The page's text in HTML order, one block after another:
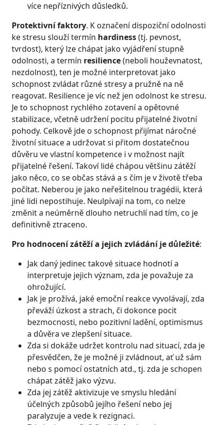
více nepříznivých důsledků.
Protektivní faktory. K označení dispoziční odolnosti
ke stresu slouží termín hardiness(tj. pevnost,
tvrdost), který lze chápat jako vyjádření stupně
odolnosti, a termín resilience(neboli houževnatost,
nezdolnost), ten je možné interpretovat jako
schopnost zvládat různé stresy a pružně na ně
reagovat. Resilience je víc než jen odolnost ke stresu.
Je to schopnost rychlého zotavení a opětovné
stabilizace, včetně udržení pocitu přijatelné životní
pohody. Celkově jde o schopnost přijímat náročné
životní situace a udržovat si přitom dostatečnou
důvěru ve vlastní kompetence i v možnost najít
přijatelné řešení. Takoví lidé chápou většinu zátěží
jako něco, co se občas stává a s čím je v životě třeba
počítat. Neberou je jako neřešitelnou tragédii, která
jiné lidi nepostihuje. Neulpívají na tom, co nelze
změnit a neúměrně dlouho netruchlí nad tím, co je
definitivně ztraceno.
Pro hodnocení zátěží a jejich zvládání je důležité:
Jak daný jedinec takové situace hodnotí a
interpretuje jejich význam, zda je považuje za
ohrožující.
Jak je prožívá, jaké emoční reakce vyvolávají, zda
převáží úzkost a strach, či dokonce pocit
bezmocnosti, nebo pozitivní ladění, optimismus
a důvěra ve zlepšení situace.
Zda si dokáže udržet kontrolu nad situací, zda je
přesvědčen, že je možné ji zvládnout, ať už sám
nebo s pomocí ostatních atd., tj. zda je schopen
chápat zátěž jako výzvu.
Zda jej zátěž aktivizuje ve smyslu hledání
účelných způsobů jejího řešení nebo jej
paralyzuje a vede k rezignaci.